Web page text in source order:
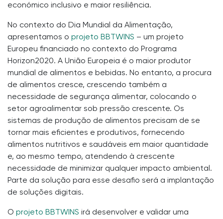
económico inclusivo e maior resiliência.
No contexto do Dia Mundial da Alimentação,
apresentamos o projeto BBTWINS – um projeto
Europeu financiado no contexto do Programa
Horizon2020. A União Europeia é o maior produtor
mundial de alimentos e bebidas. No entanto, a procura
de alimentos cresce, crescendo também a
necessidade de segurança alimentar, colocando o
setor agroalimentar sob pressão crescente. Os
sistemas de produção de alimentos precisam de se
tornar mais eficientes e produtivos, fornecendo
alimentos nutritivos e saudáveis ​​em maior quantidade
e, ao mesmo tempo, atendendo à crescente
necessidade de minimizar qualquer impacto ambiental.
Parte da solução para esse desafio será a implantação
de soluções digitais.
O projeto BBTWINS irá desenvolver e validar uma